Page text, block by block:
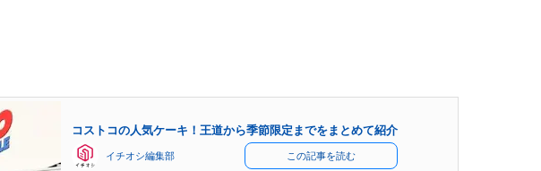
コストコの人気ケーキ！王道から季節限定までをまとめて紹介
イチオシ編集部 この記事を読む